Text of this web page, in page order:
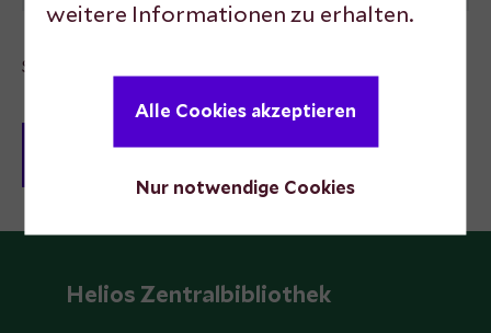
weitere Informationen zu erhalten.
Nur notwendige Cookies
Alle Cookies akzeptieren
Stay logged in
Helios Zentralbibliothek